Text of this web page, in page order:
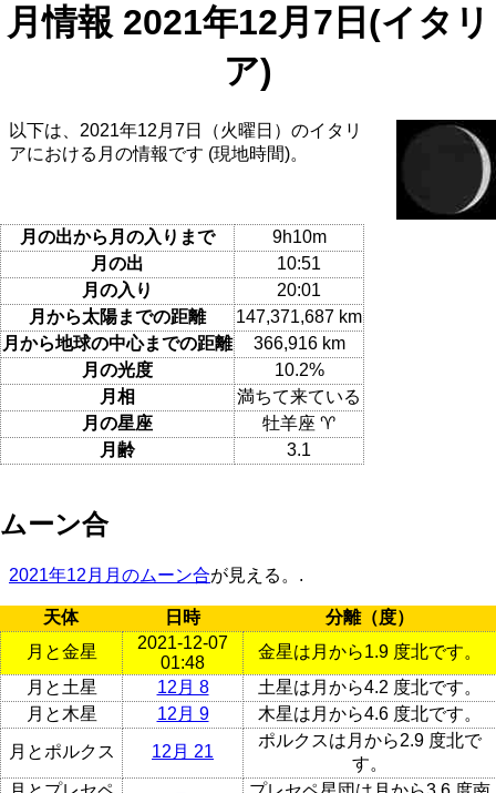
月情報 2021年12月7日(イタリ
ア)
以下は、2021年12月7日（火曜日）のイタリ
アにおける月の情報です (現地時間)。
月の出から月の入りまで
9h10m
月の出
10:51
月の入り
20:01
月から太陽までの距離
147,371,687 km
月から地球の中心までの距離
366,916 km
月の光度
10.2%
月相
満ちて来ている
月の星座
牡羊座 ♈
月齢
3.1
ムーン合
2021年12月月のムーン合が見える。.
天体 日時
分離（度）
月と金星
2021-12-07
01:48
金星は月から1.9 度北です。
月と土星
12月 8
土星は月から4.2 度北です。
月と木星
12月 9
木星は月から4.6 度北です。
月とポルクス
12月 21
ポルクスは月から2.9 度北で
す。